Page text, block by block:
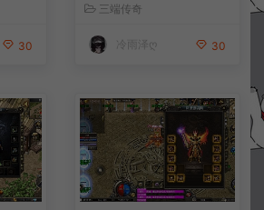
30
三端传奇
冷雨泽ღ 30